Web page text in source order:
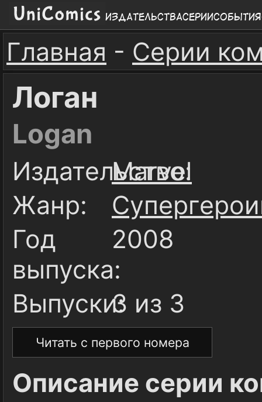
ИздательстваСерииСобытия
Главная - Серии
Логан
Logan
Издательство:
Marvel
Жанр:
Год
выпуска:
2008
Выпуски:3 из 3
Читать с первого номера
Описание серии